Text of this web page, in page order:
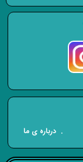
. درباره ی ما